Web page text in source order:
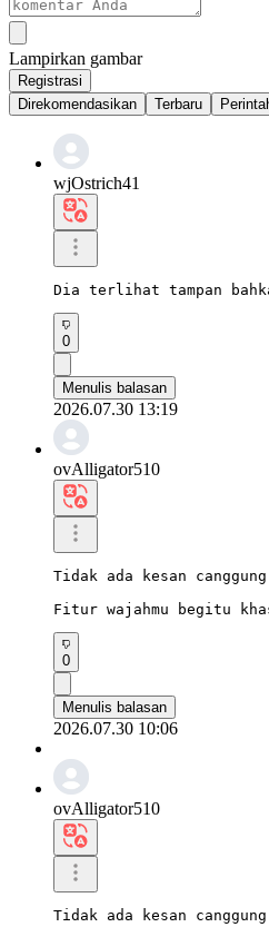
Lampirkan gambar
Registrasi
Direkomendasikan
Terbaru
wjOstrich41
Dia terlihat tampan
0
Menulis balasan
2026.07.30 13:19
ovAlligator510
Tidak ada kesan
Fitur wajahmu begitu
0
Menulis balasan
2026.07.30 10:06
ovAlligator510
Tidak ada kesan